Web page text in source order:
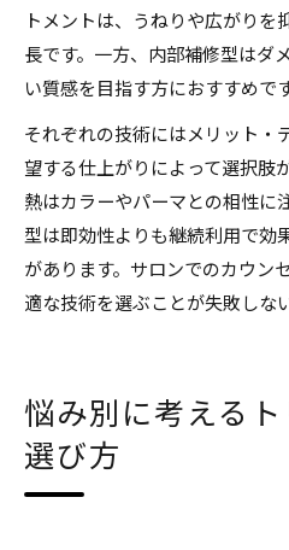
トメントは、うねりや広がりを
長です。一方、内部補修型はダ
い質感を目指す方におすすめです
それぞれの技術にはメリット・
望する仕上がりによって選択肢
熱はカラーやパーマとの相性に
型は即効性よりも継続利用で効
があります。サロンでのカウン
適な技術を選ぶことが失敗しな
悩み別に考える
選び方